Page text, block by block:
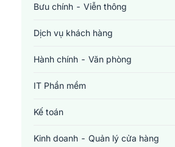
Bưu chính - Viễn thông
Dịch vụ khách hàng
Hành chính - Văn phòng
IT Phần mềm
Kế toán
Kinh doanh - Quản lý cửa hàng